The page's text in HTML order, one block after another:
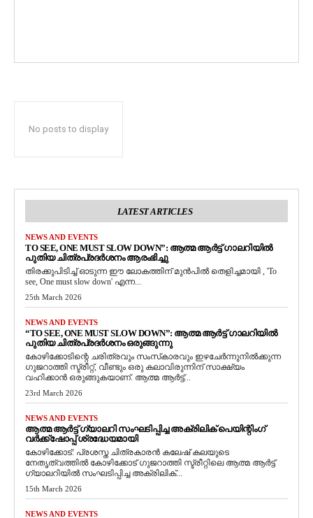
No posts to display
LATEST ARTICLES
NEWS AND EVENTS
TO SEE, ONE MUST SLOW DOWN”: ആത്മ ആർട്ട് ഗാലറിയിൽ
പുതിയ ചിത്രപ്രദർശനം ആരംഭിച്ചു
തിരക്കുപിടിച്ച് ഓടുന്ന ഈ ലോകത്തിന് മുൻപിൽ തെളിച്ചമായി , 'To
see, One must slow down' എന്ന...
25th March 2026
NEWS AND EVENTS
“TO SEE, ONE MUST SLOW DOWN”: ആത്മ ആർട്ട് ഗാലറിയിൽ
പുതിയ ചിത്രപ്രദർശനം ഒരുങ്ങുന്നു
കോഴിക്കോടിന്റെ ചരിത്രവും സംസ്‌കാരവും ഇഴചേർന്നുനിൽക്കുന്ന
ഗുജറാത്തി സ്ട്രീറ്റ്, വീണ്ടും ഒരു കലാവിരുന്നിന് സാക്ഷ്യം
വഹിക്കാൻ ഒരുങ്ങുകയാണ്. ആത്മ ആർട്ട്...
23rd March 2026
NEWS AND EVENTS
ആത്മ ആർട്ട് ഗ്യാലറി സംഘടിപ്പിച്ച അക്രിലിക് പെയിന്റിംഗ്
വർക്ക്‌ഷോപ്പ് ശ്രദ്ധേയമായി
കോഴിക്കോട്: പ്രശസ്ത ചിത്രകാരൻ കലേഷ് കലയുടെ
നേതൃത്വത്തിൽ കോഴിക്കോട് ഗുജറാത്തി സ്ട്രീറ്റിലെ ആത്മ ആർട്ട്
ഗ്യാലറിയിൽ സംഘടിപ്പിച്ച അക്രിലിക്...
15th March 2026
NEWS AND EVENTS